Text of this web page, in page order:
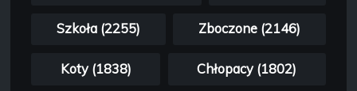
Szkoła (2255) Zboczone (2146)
Koty (1838) Chłopacy (1802)